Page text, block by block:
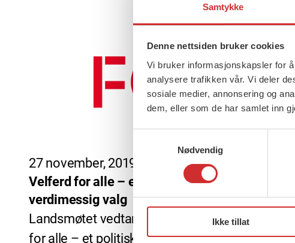
Samtykke
Denne nettsiden bruker cookies
Vi bruker informasjonskapsler for
analysere trafikken vår. Vi deler
sosiale medier, annonsering og
dem, eller som de har samlet inn
Nødvendig
Ikke tillat
27 november, 2019
Velferd for alle – et politisk og
verdimessig valg
Landsmøtet vedtar uttalelsen «Velferd
for alle – et politisk og verdimessig
27